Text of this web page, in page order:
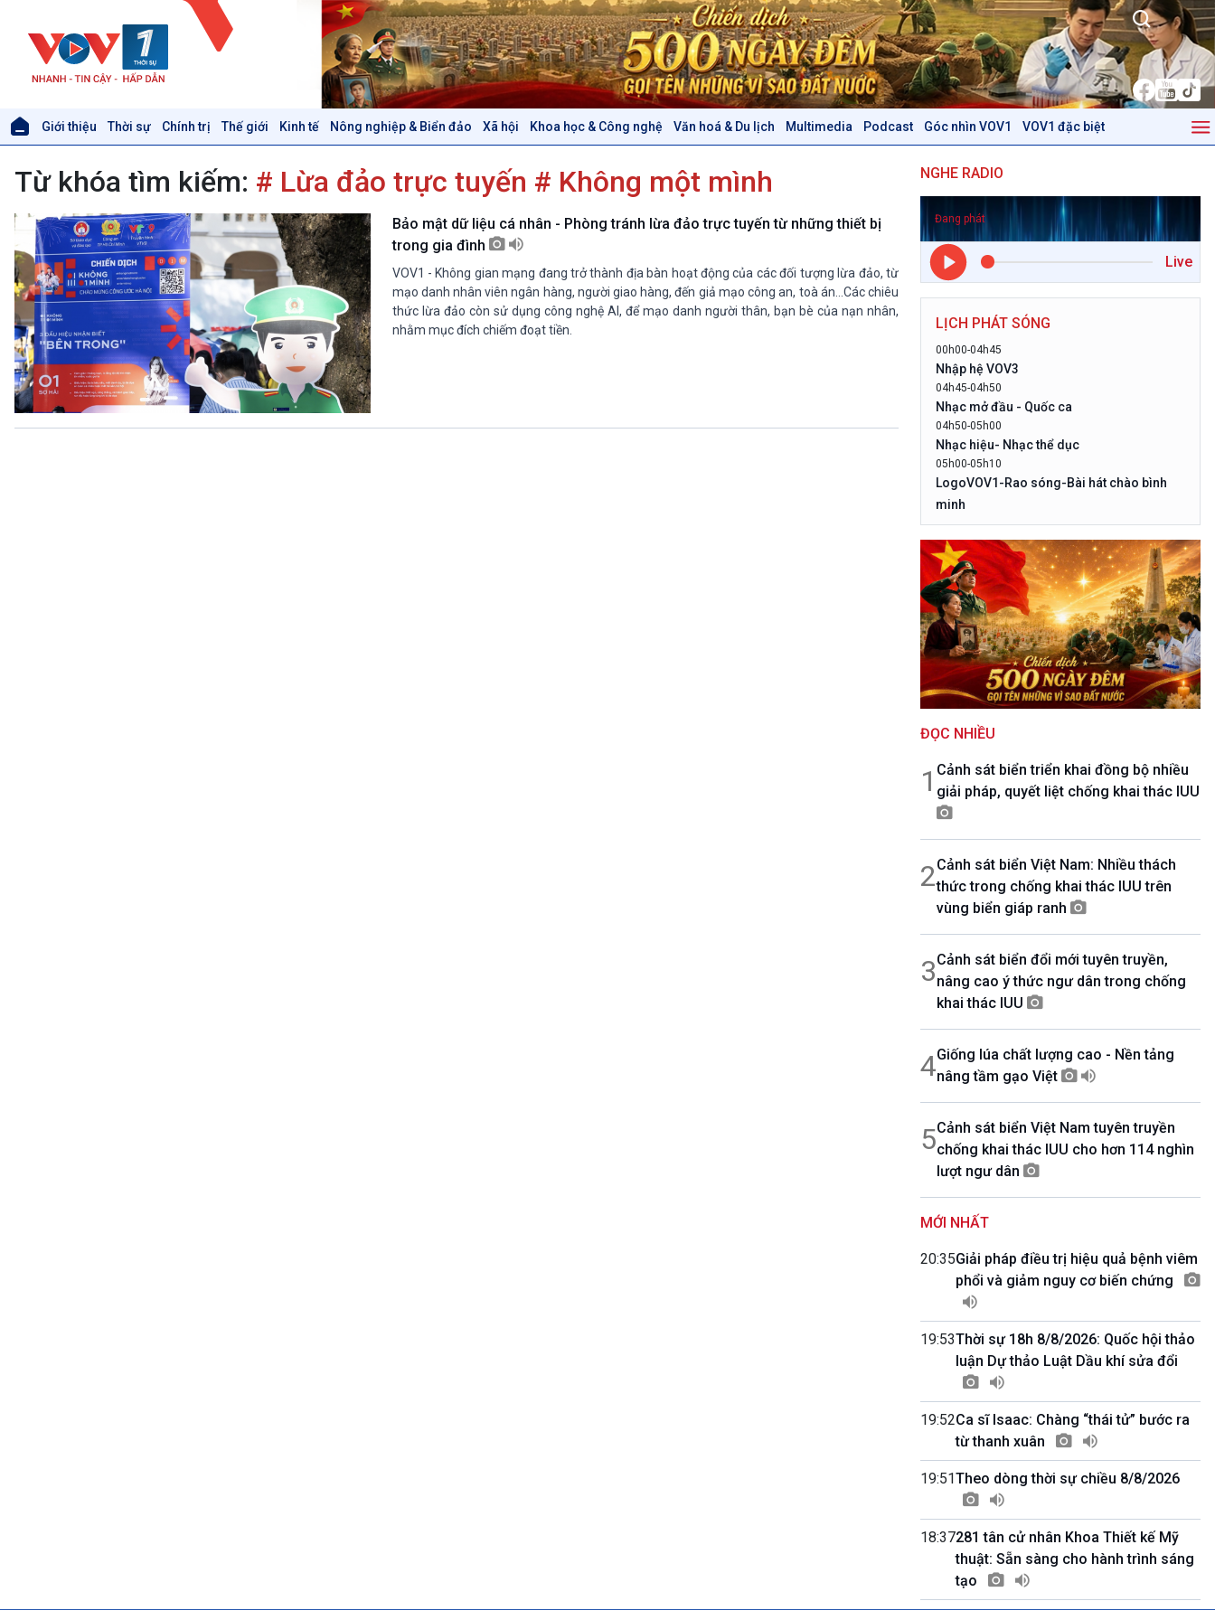
Giới thiệu Thời sự Chính trị Thế giới Kinh tế Nông nghiệp & Biển đảo Xã hội Khoa học & Công nghệ Văn hoá & Du lịch Multimedia Podcast Góc nhìn VOV1 VOV1 đặc biệt
Thời sự 6h
Thời sự 18h
Thời sự 21h30
Bản tin
Chuyên mục
Theo dòng Thời sự
Tin Chính trị
Chính phủ với người dân
Quốc hội với cử tri
Xây dựng đảng
Đảng trong cuộc sống
Nhận diện sự thật
Pháp luật và đời sống
Tin thế giới
Vấn đề quốc tế
Hồ sơ sự kiện quốc tế
Biên cương - Một dải vững
bền
Trước giờ mở cửa
Dòng chảy Kinh tế
Sức sống hàng Việt
Khởi nghiệp
Tuyên chiến với gian lận
thương mại
đảo
Mùa vàng
Biển đảo Việt Nam
Tâm tình biên giới và hải
đảo
Tìm hiểu biển, đảo Việt
Nam
Xã hội
Tin Đời sống & Xã hội
360 độ Sức khỏe
Khoa học & Công nghệ
Tin Khoa học & Công nghệ
Kết nối công nghệ
10 phút Sự kiện - Luận bàn
Câu chuyện thời sự
Dòng chảy sự kiện
Đối thoại
Chuyện đêm
Từ khóa tìm kiếm: # Lừa đảo trực tuyến # Không một mình
Bảo mật dữ liệu cá nhân - Phòng tránh lừa đảo trực tuyến từ những thiết bị
trong gia đình
VOV1 - Không gian mạng đang trở thành địa bàn hoạt động của các đối tượng lừa đảo, từ
mạo danh nhân viên ngân hàng, người giao hàng, đến giả mạo công an, toà án…Các chiêu
thức lừa đảo còn sử dụng công nghệ AI, để mạo danh người thân, bạn bè của nạn nhân,
nhằm mục đích chiếm đoạt tiền.
NGHE RADIO
Đang phát
Live
LỊCH PHÁT SÓNG
00h00-04h45
Nhập hệ VOV3
04h45-04h50
Nhạc mở đầu - Quốc ca
04h50-05h00
Nhạc hiệu- Nhạc thể dục
05h00-05h10
LogoVOV1-Rao sóng-Bài hát chào bình
minh
05h10-05h20
Bản tin đầu ngày-Thời tiết
05h20-05h50
Mùa vàng (Chuyên đề cuối tuần)
05h50-05h59
Quảng cáo
05h59-06h00
Nhạc Top- Báo giờ
06h00-06h28
Thời sự sáng (trực tiếp)
Quảng cáo
Quân đội nhân dân
07h00-08h30
Theo dòng thời sự
08h55-09h00
Chương trình đệm
09h00-10h00
Chuyên gia của bạn (Phát lại thứ Tư)
10h30-11h00
Vì an ninh Tổ quốc
11h05-11h10
Quảng cáo
11h25-11h30
Chương trình đệm
11h30-11h35
Kết nối 54 (phát lại Thứ Tư)
Quảng cáo
11h59-12h00
Báo giờ
12h00-12h57
Thời sự trưa (trực tiếp)
12h57-13h00
Quảng cáo
Câu lạc bộ Âm nhạc
13h30-13h45
Thứ Năm)
13h45-14h00
14h00-15h00
Ca nhạc Chào Năm mới (Phát lại)
15h00-15h15
Bản tin Thời sự
15h15-15h20
ĐỌC NHIỀU
1 Cảnh sát biển triển khai đồng bộ nhiều
giải pháp, quyết liệt chống khai thác IUU
2Cảnh sát biển Việt Nam: Nhiều thách
thức trong chống khai thác IUU trên
vùng biển giáp ranh
3Cảnh sát biển đổi mới tuyên truyền,
nâng cao ý thức ngư dân trong chống
khai thác IUU
4Giống lúa chất lượng cao - Nền tảng
nâng tầm gạo Việt
5Cảnh sát biển Việt Nam tuyên truyền
chống khai thác IUU cho hơn 114 nghìn
lượt ngư dân
MỚI NHẤT
20:35Giải pháp điều trị hiệu quả bệnh viêm
phổi và giảm nguy cơ biến chứng
19:53Thời sự 18h 8/8/2026: Quốc hội thảo
luận Dự thảo Luật Dầu khí sửa đổi
19:52Ca sĩ Isaac: Chàng “thái tử” bước ra
từ thanh xuân
19:51Theo dòng thời sự chiều 8/8/2026
18:37281 tân cử nhân Khoa Thiết kế Mỹ
thuật: Sẵn sàng cho hành trình sáng
tạo